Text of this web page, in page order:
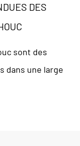
DES
sont des
dans une large